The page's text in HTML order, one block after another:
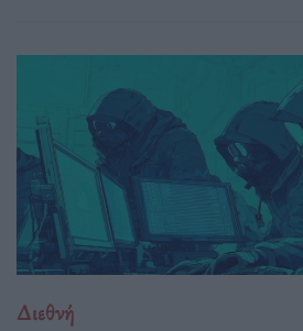
Διεθνή